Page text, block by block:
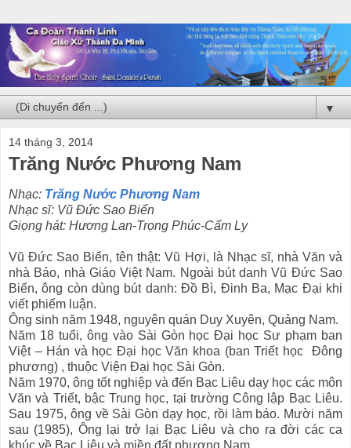
▼
14 tháng 3, 2014
Trăng Nước Phương Nam
Nhạc: Trăng Nước Phương Nam
Nhạc sĩ: Vũ Đức Sao Biển
Giọng hát: Hương Lan-Trọng Phúc-Cẩm Ly
Vũ Đức Sao Biển, tên thật: Vũ Hợi, là Nhạc sĩ, nhà Văn và
nhà Báo, nhà Giáo Việt Nam. Ngoài bút danh Vũ Đức Sao
Biển, ông còn dùng bút danh: Đồ Bì, Đinh Ba, Mạc Đại khi
viết phiếm luận.
Ông sinh năm 1948, nguyên quán Duy Xuyên, Quảng Nam.
Năm 18 tuổi, ông vào Sài Gòn học Đại học Sư phạm ban
Việt – Hán và học Đại học Văn khoa (ban Triết học Đông
phương) , thuộc Viện Đại học Sài Gòn.
Năm 1970, ông tốt nghiệp và đến Bạc Liêu dạy học các môn
Văn và Triết, bậc Trung học, tại trường Công lập Bạc Liêu.
Sau 1975, ông về Sài Gòn dạy học, rồi làm báo. Mười năm
sau (1985), Ông lại trở lại Bạc Liêu và cho ra đời các ca